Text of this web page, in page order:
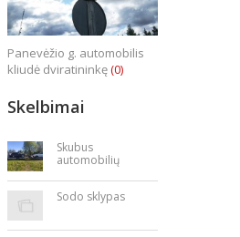
Panevėžio g. automobilis
kliudė dviratininkę(0)
Skelbimai
Skubus
automobilių
Sodo sklypas